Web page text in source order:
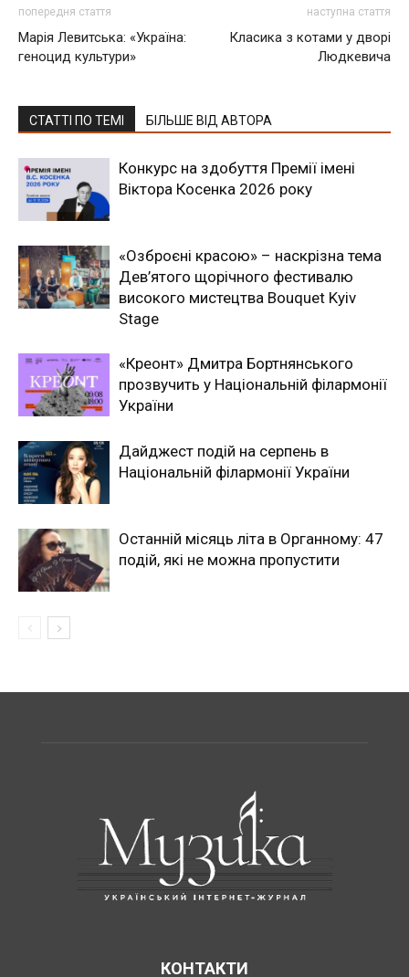
попередня стаття
Марія Левитська: «Україна:
геноцид культури»
наступна стаття
Класика з котами у дворі
Людкевича
СТАТТІ ПО ТЕМІ БІЛЬШЕ ВІД АВТОРА
Конкурс на здобуття Премії імені
Віктора Косенка 2026 року
«Озброєні красою» – наскрізна тема
Дев’ятого щорічного фестивалю
високого мистецтва Bouquet Kyiv
Stage
«Креонт» Дмитра Бортнянського
прозвучить у Національній філармонії
України
Дайджест подій на серпень в
Національній філармонії України
Останній місяць літа в Органному: 47
подій, які не можна пропустити
КОНТАКТИ